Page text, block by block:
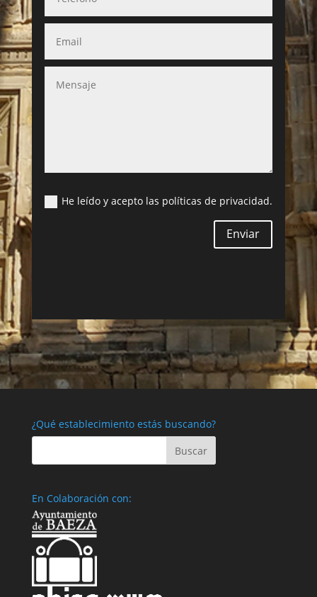
He leído y acepto las políticas de privacidad.
Enviar
¿Qué establecimiento estás buscando?
En Colaboración con: